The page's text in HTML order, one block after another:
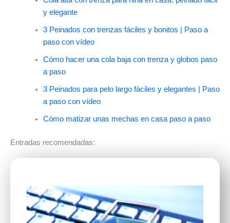
y elegante
3 Peinados con trenzas fáciles y bonitos | Paso a
paso con vídeo
Cómo hacer una cola baja con trenza y globos paso
a paso
3 Peinados para pelo largo fáciles y elegantes | Paso
a paso con vídeo
Cómo matizar unas mechas en casa paso a paso
Entradas recomendadas: